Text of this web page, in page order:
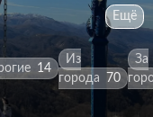
Ещё
14
Из
города
70
За